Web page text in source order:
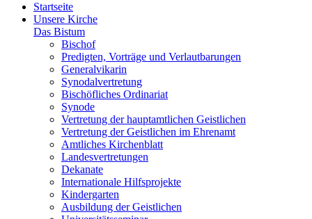
Startseite
Unsere Kirche
Das Bistum
Bischof
Predigten, Vorträge und Verlautbarungen
Generalvikarin
Synodalvertretung
Bischöfliches Ordinariat
Synode
Vertretung der hauptamtlichen Geistlichen
Vertretung der Geistlichen im Ehrenamt
Amtliches Kirchenblatt
Landesvertretungen
Dekanate
Internationale Hilfsprojekte
Kindergarten
Ausbildung der Geistlichen